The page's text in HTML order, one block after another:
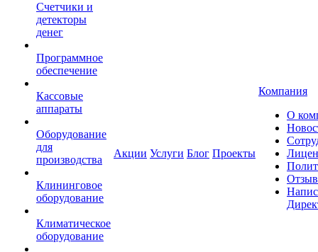
Счетчики и
детекторы
денег
Программное
обеспечение
Кассовые
аппараты
Оборудование
для
производства
Клининговое
оборудование
Климатическое
оборудование
Акции Услуги Блог Проекты
Компания
О